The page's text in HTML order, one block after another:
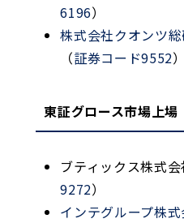
6196）
株式会社クオンツ
（証券コード9552）
東証グロース市場上場
ブティックス株式
9272）
インテグループ株式